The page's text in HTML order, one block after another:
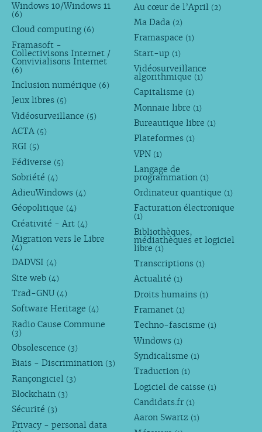
Windows 10/Windows 11
(6)
Cloud computing (6)
Framasoft -
Collectivisons Internet /
Convivialisons Internet
(6)
Inclusion numérique (6)
Jeux libres (5)
Vidéosurveillance (5)
ACTA (5)
RGI (5)
Fédiverse (5)
Sobriété (4)
AdieuWindows (4)
Géopolitique (4)
Créativité - Art (4)
Migration vers le Libre
(4)
DADVSI (4)
Site web (4)
Trad-GNU (4)
Software Heritage (4)
Radio Cause Commune
(3)
Obsolescence (3)
Biais - Discrimination (3)
Rançongiciel (3)
Blockchain (3)
Sécurité (3)
Privacy - personal data
Au cœur de l’April (2)
Ma Dada (2)
Framaspace (1)
Start-up (1)
Vidéosurveillance
algorithmique (1)
Capitalisme (1)
Monnaie libre (1)
Bureautique libre (1)
Plateformes (1)
VPN (1)
Langage de
programmation (1)
Ordinateur quantique (1)
Facturation électronique
(1)
Bibliothèques,
médiathèques et logiciel
libre (1)
Transcriptions (1)
Actualité (1)
Droits humains (1)
Framanet (1)
Techno-fascisme (1)
Windows (1)
Syndicalisme (1)
Traduction (1)
Logiciel de caisse (1)
Candidats.fr (1)
Aaron Swartz (1)